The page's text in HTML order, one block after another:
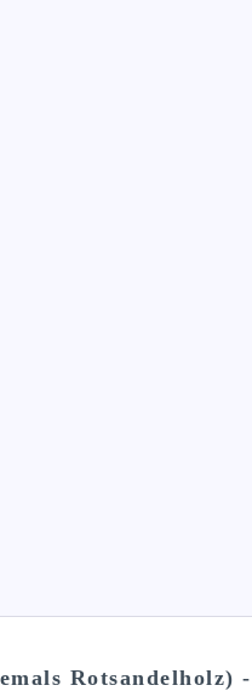
Rotsandelholz)